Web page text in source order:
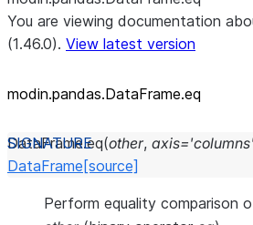
You are viewing documentation
(1.46.0). View latest version
modin.pandas.DataFrame.eq
DataFrame.eq(other, axis=
DataFrame [source]
Perform equality comparison